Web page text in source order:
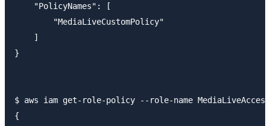
    "PolicyNames": [
        "MediaLiveCustomPolicy"
    ]
}
$ aws iam get-role-policy --role-name
{